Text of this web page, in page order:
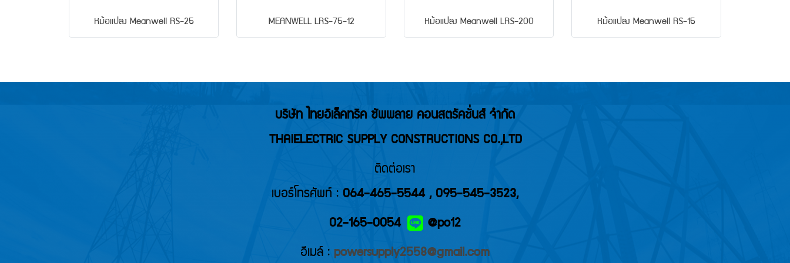
หม้อแปลง Meanwell RS-25 MEANWELL LRS-75-12 หม้อแปลง Meanwell LRS-200 หม้อแปลง Meanwell RS-15
บริษัท ไทยอิเล็คทริค ซัพพลาย คอนสตรัคชั่นส์ จำกัด
THAIELECTRIC SUPPLY CONSTRUCTIONS CO.,LTD
ติดต่อเรา
เบอร์โทรศัพท์ : 064-465-5544, 095-545-3523,
02-165-0054 @po12
อีเมล์ : powersupply2558@gmail.com